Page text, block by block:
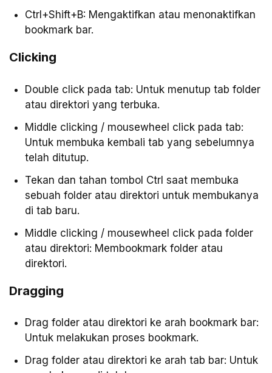
Ctrl+Shift+B: Mengaktifkan atau menonaktifkan
bookmark bar.
Clicking
Double click pada tab: Untuk menutup tab folder
atau direktori yang terbuka.
Middle clicking / mousewheel click pada tab:
Untuk membuka kembali tab yang sebelumnya
telah ditutup.
Tekan dan tahan tombol Ctrl saat membuka
sebuah folder atau direktori untuk membukanya
di tab baru.
Middle clicking / mousewheel click pada folder
atau direktori: Membookmark folder atau
direktori.
Dragging
Drag folder atau direktori ke arah bookmark bar:
Untuk melakukan proses bookmark.
Drag folder atau direktori ke arah tab bar: Untuk